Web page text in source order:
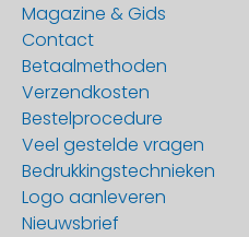
Magazine & Gids
Contact
Betaalmethoden
Verzendkosten
Bestelprocedure
Veel gestelde vragen
Bedrukkingstechnieken
Logo aanleveren
Nieuwsbrief